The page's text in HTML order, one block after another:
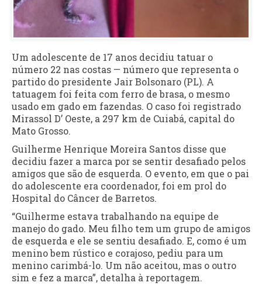
Um adolescente de 17 anos decidiu tatuar o
número 22 nas costas — número que representa o
partido do presidente Jair Bolsonaro (PL). A
tatuagem foi feita com ferro de brasa, o mesmo
usado em gado em fazendas. O caso foi registrado
Mirassol D’ Oeste, a 297 km de Cuiabá, capital do
Mato Grosso.
Guilherme Henrique Moreira Santos disse que
decidiu fazer a marca por se sentir desafiado pelos
amigos que são de esquerda. O evento, em que o pai
do adolescente era coordenador, foi em prol do
Hospital do Câncer de Barretos.
“Guilherme estava trabalhando na equipe de
manejo do gado. Meu filho tem um grupo de amigos
de esquerda e ele se sentiu desafiado. E, como é um
menino bem rústico e corajoso, pediu para um
menino carimbá-lo. Um não aceitou, mas o outro
sim e fez a marca”, detalha à reportagem.